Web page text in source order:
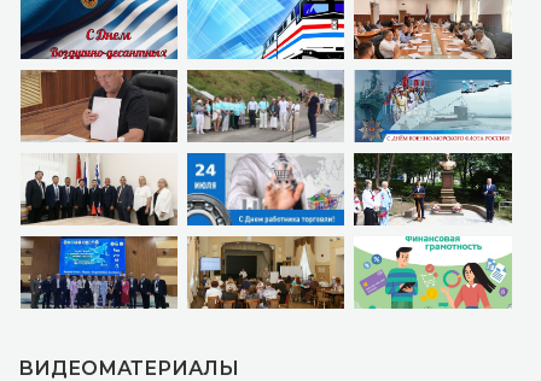
ВИДЕОМАТЕРИАЛЫ